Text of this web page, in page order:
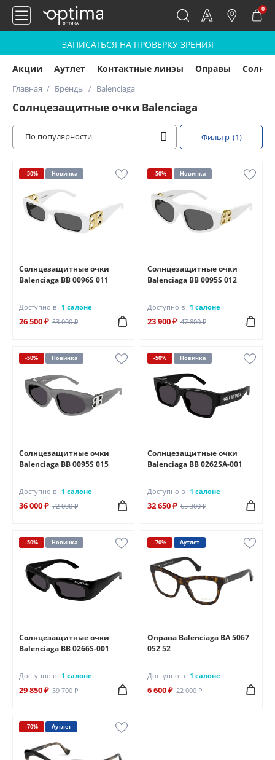
0
ЗАПИСАТЬСЯ НА ПРОВЕРКУ ЗРЕНИЯ
Акции Аутлет Контактные линзы Оправы
Главная Бренды Balenciaga
Солнцезащитные очки Balenciaga
По популярности Фильтр (1)
-50% Новинка
Солнцезащитные очки
Balenciaga BB 0096S 011
Доступно в 1 салоне
26 500 ₽ 53 000 ₽
-50% Новинка
Солнцезащитные очки
Balenciaga BB 0095S 012
Доступно в 1 салоне
23 900 ₽ 47 800 ₽
-50% Новинка
Солнцезащитные очки
Balenciaga BB 0095S 015
Доступно в 1 салоне
36 000 ₽ 72 000 ₽
-50% Новинка
Солнцезащитные очки
Balenciaga BB 0262SA-001
Доступно в 1 салоне
32 650 ₽ 65 300 ₽
-50% Новинка
Солнцезащитные очки
Balenciaga BB 0266S-001
Доступно в 1 салоне
29 850 ₽ 59 700 ₽
-70% Аутлет
Оправа Balenciaga BA 5067
052 52
Доступно в 1 салоне
6 600 ₽ 22 000 ₽
-70% Аутлет